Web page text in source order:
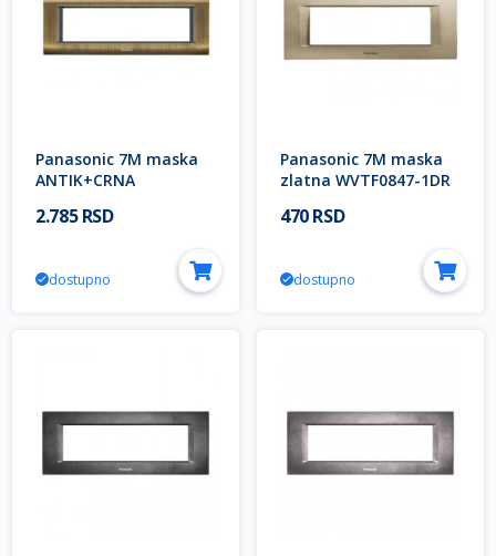
Panasonic 7M maska
ANTIK+CRNA
Thea SISTEMA
2.785 RSD
dostupno
Panasonic 7M maska
zlatna WVTF0847-1DR
Modular
470 RSD
dostupno